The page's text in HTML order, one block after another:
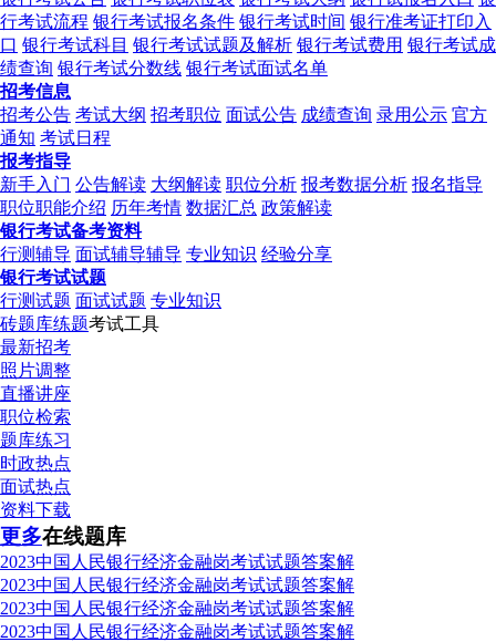
行考试流程 银行考试报名条件 银行考试时间 银行准考证打印入
口 银行考试科目 银行考试试题及解析 银行考试费用 银行考试成
绩查询 银行考试分数线 银行考试面试名单
招考信息
招考公告 考试大纲 招考职位 面试公告 成绩查询 录用公示 官方
通知 考试日程
报考指导
新手入门 公告解读 大纲解读 职位分析 报考数据分析 报名指导
职位职能介绍 历年考情 数据汇总 政策解读
银行考试备考资料
行测辅导 面试辅导辅导 专业知识 经验分享
银行考试试题
行测试题 面试试题 专业知识
砖题库练题考试工具
最新招考
照片调整
直播讲座
职位检索
题库练习
时政热点
面试热点
资料下载
更多在线题库
2023中国人民银行经济金融岗考试试题答案解
2023中国人民银行经济金融岗考试试题答案解
2023中国人民银行经济金融岗考试试题答案解
2023中国人民银行经济金融岗考试试题答案解